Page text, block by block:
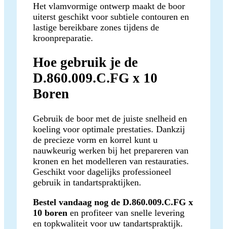
Het vlamvormige ontwerp maakt de boor
uiterst geschikt voor subtiele contouren en
lastige bereikbare zones tijdens de
kroonpreparatie.
Hoe gebruik je de
D.860.009.C.FG x 10
Boren
Gebruik de boor met de juiste snelheid en
koeling voor optimale prestaties. Dankzij
de precieze vorm en korrel kunt u
nauwkeurig werken bij het prepareren van
kronen en het modelleren van restauraties.
Geschikt voor dagelijks professioneel
gebruik in tandartspraktijken.
Bestel vandaag nog de D.860.009.C.FG x
10 boren en profiteer van snelle levering
en topkwaliteit voor uw tandartspraktijk.